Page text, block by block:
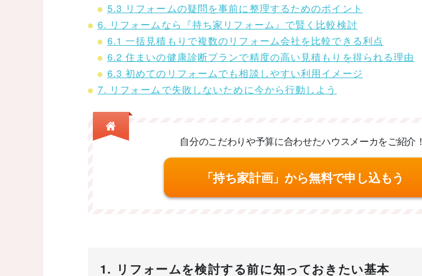
5.3 リフォームの疑問を事前に整理するためのポイント
6. リフォームなら『持ち家リフォーム』で賢く比較検討
6.1 一括見積もりで複数のリフォーム会社を比較できる利点
6.2 住まいの健康診断プランで精度の高い見積もりを得られる理由
6.3 初めてのリフォームでも相談しやすい利用イメージ
7. リフォームで失敗しないために今から行動しよう
自分のこだわりや予算に合わせたハウスメーカをご紹介！
「持ち家計画」から無料で申し込もう
1. リフォームを検討する前に知っておきたい基本